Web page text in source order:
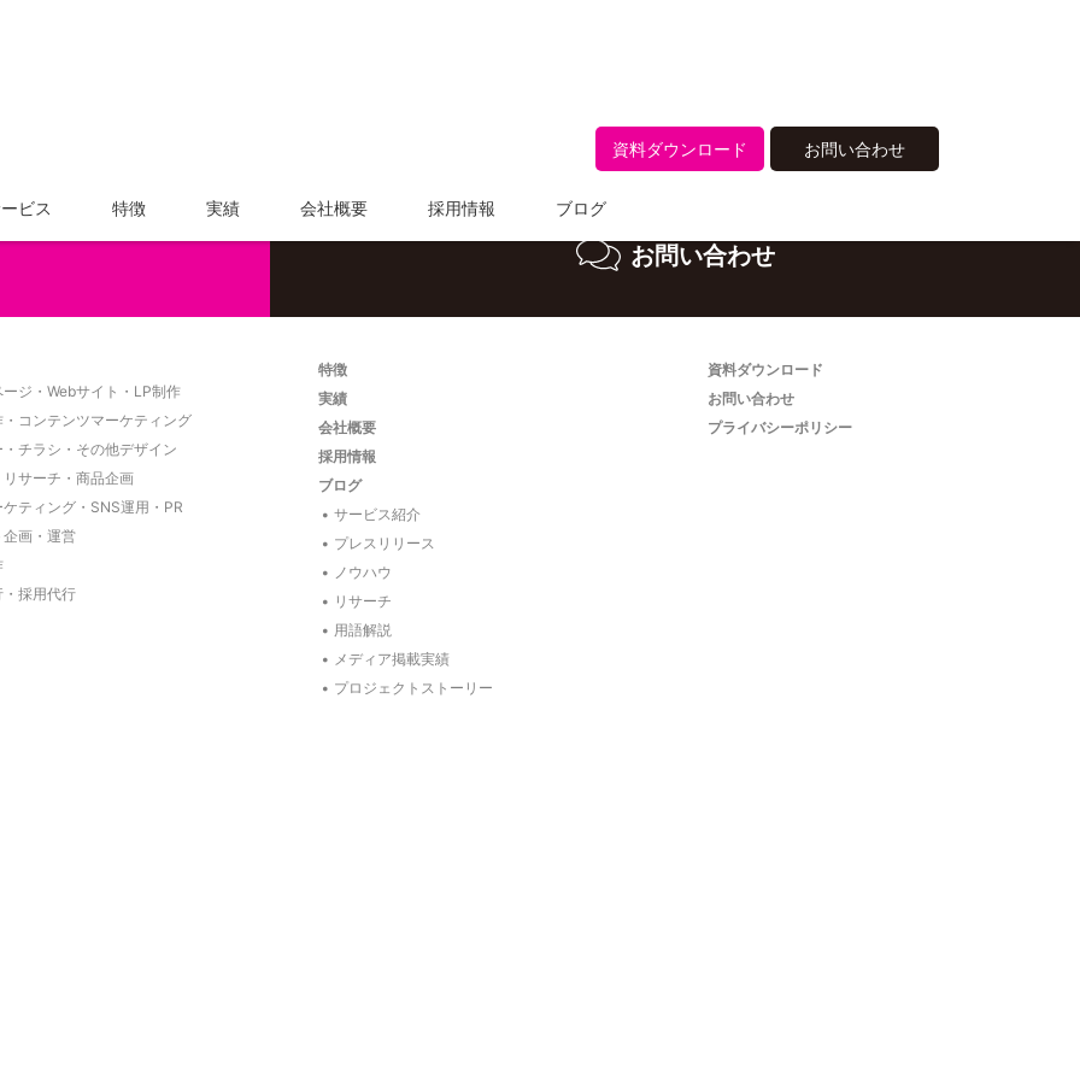
資料ダウンロード お問い合わせ
ビス 特徴 実績 会社概要 採用情報 ブログ
お気軽にご相談ください。
お問い合わせ
ジ・Webサイト・LP制作
コンテンツマーケティング
チラシ・その他デザイン
リサーチ・商品企画
ティング・SNS運用・PR
企画・運営
採用代行
特徴
実績
会社概要
採用情報
ブログ
サービス紹介
プレスリリース
ノウハウ
リサーチ
用語解説
メディア掲載実績
プロジェクトストーリー
資料ダウンロード
お問い合わせ
プライバシーポリシー